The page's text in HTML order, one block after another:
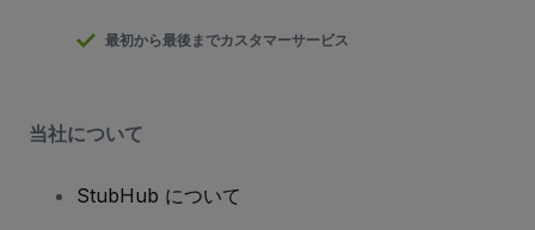
最初から最後までカスタマーサービス
当社について
StubHub について